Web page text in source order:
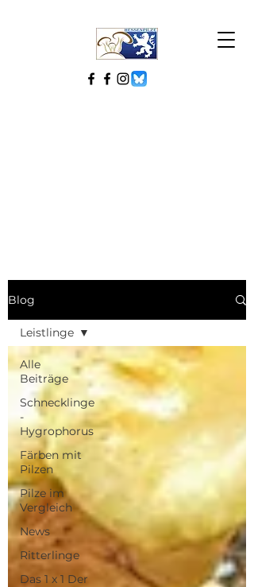
Blog
Alle
Beiträge
Schnecklinge
-
Hygrophorus
Färben mit
Pilzen
Pilze im
Vergleich
News
Ritterlinge
Das 1 x 1 Der
Leistlinge